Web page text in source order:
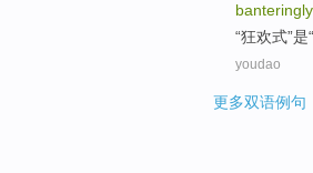
banteringly
“狂欢式”是“
youdao
更多双语例句